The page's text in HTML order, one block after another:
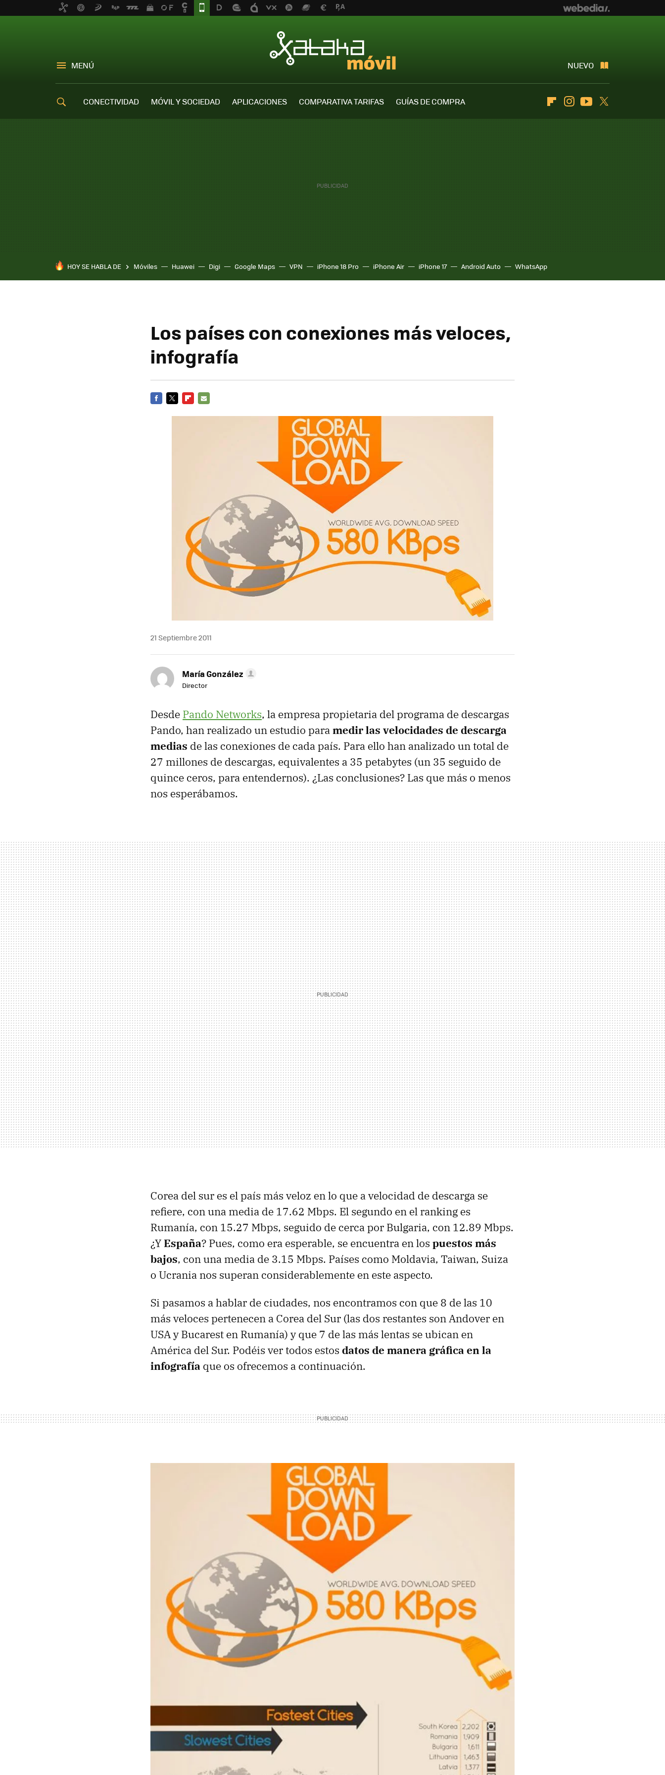
MENÚ NUEVO
CONECTIVIDAD MÓVIL Y SOCIEDAD APLICACIONES COMPARATIVA TARIFAS
GUÍAS DE COMPRA
FlipboardInstagramYoutube
HOY SE HABLA DE Móviles Huawei Digi Google Maps VPN iPhone 18 Pro iPhone Air iPhone 17 Android Auto WhatsApp
Los países con conexiones más veloces,
infografía
21 Septiembre 2011
María González
Director
Desde Pando Networks, la empresa propietaria del programa de descargas
Pando, han realizado un estudio paramedir las velocidades de descarga
medias de las conexiones de cada país. Para ello han analizado un total de
27 millones de descargas, equivalentes a 35 petabytes (un 35 seguido de
quince ceros, para entendernos). ¿Las conclusiones? Las que más o menos
nos esperábamos.
Corea del sur es el país más veloz en lo que a velocidad de descarga se
refiere, con una media de 17.62 Mbps. El segundo en el ranking es
Rumanía, con 15.27 Mbps, seguido de cerca por Bulgaria, con 12.89 Mbps.
¿YEspaña? Pues, como era esperable, se encuentra en los puestos más
bajos, con una media de 3.15 Mbps. Países como Moldavia, Taiwan, Suiza
o Ucrania nos superan considerablemente en este aspecto.
Si pasamos a hablar de ciudades, nos encontramos con que 8 de las 10
más veloces pertenecen a Corea del Sur (las dos restantes son Andover en
USAy Bucarest en Rumanía) y que 7 de las más lentas se ubican en
América del Sur. Podéis ver todos estos datos de manera gráfica en la
infografía que os ofrecemos a continuación.